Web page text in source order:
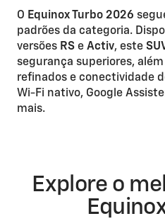
O Equinox Turbo 2026
padrões da categoria.
versões RS e Activ, este
segurança superiores,
refinados e conectividade
Wi-Fi nativo, Google
mais.
Explore o